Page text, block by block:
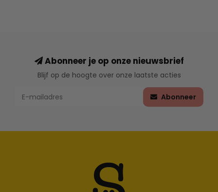
Abonneer je op onze nieuwsbrief
Blijf op de hoogte over onze laatste acties
Abonneer